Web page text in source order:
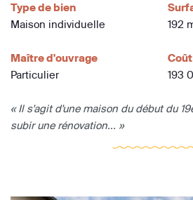
Type de bien
Maison individuelle
192
Maître d'ouvrage
Particulier
193
« Il s'agit d'une maison du début du
subir une rénovation... »